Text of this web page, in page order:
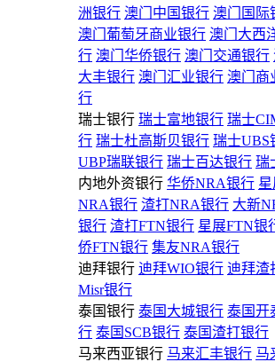
洲银行 澳门中国银行 澳门国际
澳门葡萄牙商业银行 澳门大西
行 澳门华侨银行 澳门交通银行
大丰银行 澳门汇业银行 澳门商
行
瑞士银行 瑞士富地银行 瑞士
行 瑞士杜高斯贝银行 瑞士UBS
UBP瑞联银行 瑞士百达银行 瑞
内地外资银行 华侨NRA银行
NRA银行 渣打NRA银行 大新
银行 渣打FTN银行 星展FTN银
侨FTN银行 集友NRA银行
迪拜银行 迪拜WIO银行 迪拜渣
Misr银行
泰国银行 泰国大城银行 泰国开
行 泰国SCB银行 泰国渣打银行
马来西亚银行 马来汇丰银行 马